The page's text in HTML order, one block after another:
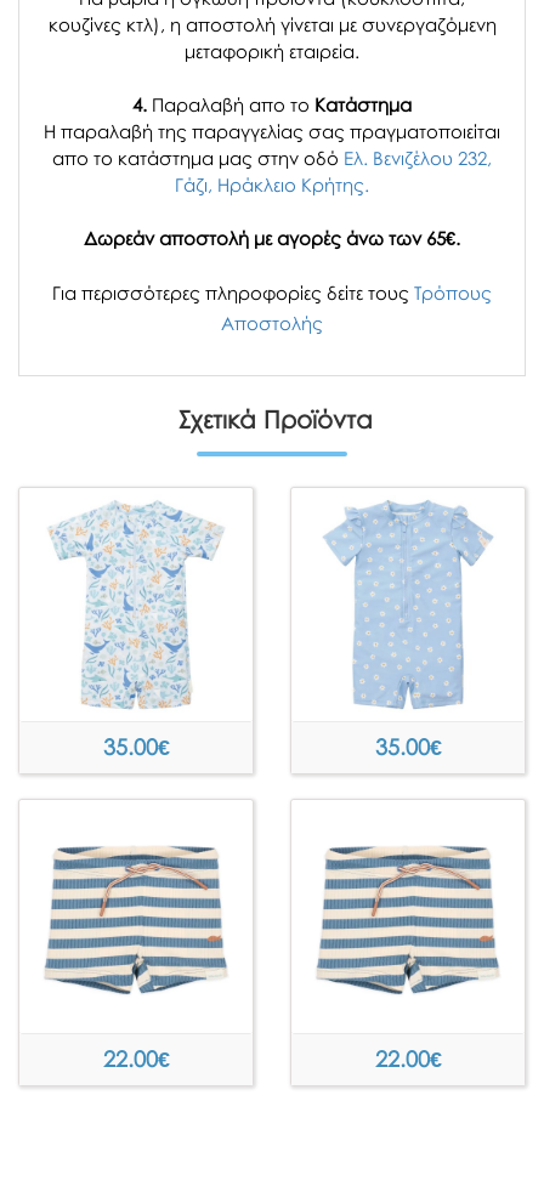
κουζίνες κτλ), η αποστολή γίνεται με συνεργαζόμενη
μεταφορική εταιρεία.
4. Παραλαβή απο το Κατάστημα
H παραλαβή της παραγγελίας σας πραγματοποιείται
απο το κατάστημα μας στην οδό Ελ. Βενιζέλου 232,
Γάζι, Ηράκλειο Κρήτης.
Δωρεάν αποστολή με αγορές άνω των 65€.
Για περισσότερες πληροφορίες δείτε τους Τρόπους
Αποστολής
Σχετικά Προϊόντα
35.00€ 35.00€
22.00€ 22.00€